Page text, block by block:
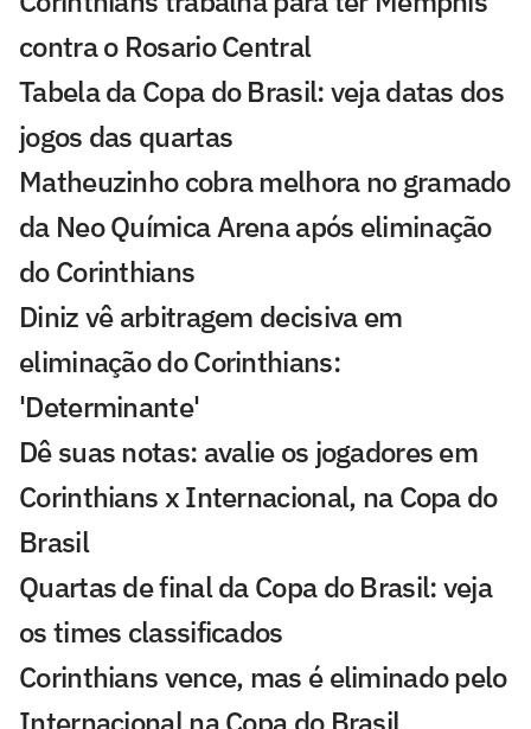
contra o Rosario Central
Tabela da Copa do Brasil: veja datas dos
jogos das quartas
Matheuzinho cobra melhora no gramado
da Neo Química Arena após eliminação
do Corinthians
Diniz vê arbitragem decisiva em
eliminação do Corinthians:
'Determinante'
Dê suas notas: avalie os jogadores em
Corinthians x Internacional, na Copa do
Brasil
Quartas de final da Copa do Brasil: veja
os times classificados
Corinthians vence, mas é eliminado pelo